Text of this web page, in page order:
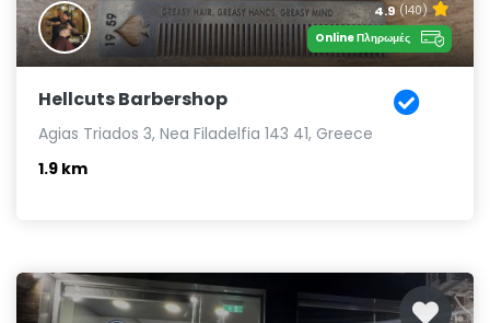
4.9 (140)
Online Πληρωμές
Hellcuts Barbershop
Agias Triados 3, Nea Filadelfia 143 41, Greece
1.9 km